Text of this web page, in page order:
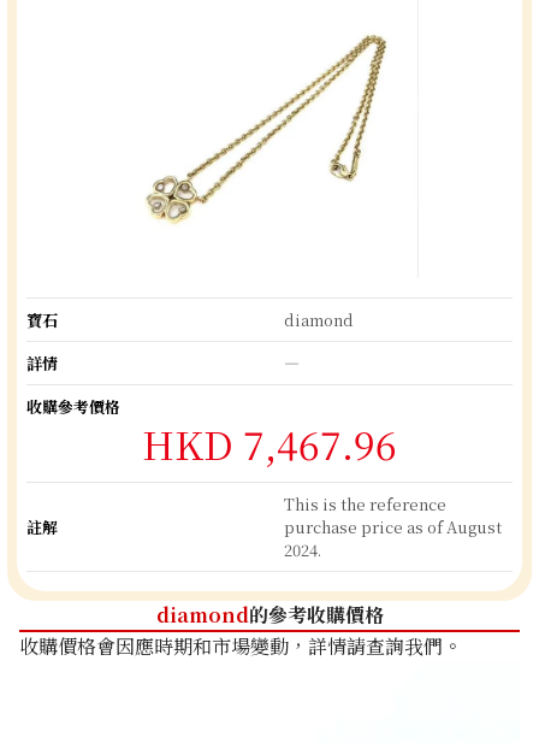
寶石
diamond
詳情
―
收購參考價格
HKD 7,467.96
註解
This is the reference
purchase price as of August
2024.
diamond的參考收購價格
收購價格會因應時期和市場變動，詳情請查詢我們。